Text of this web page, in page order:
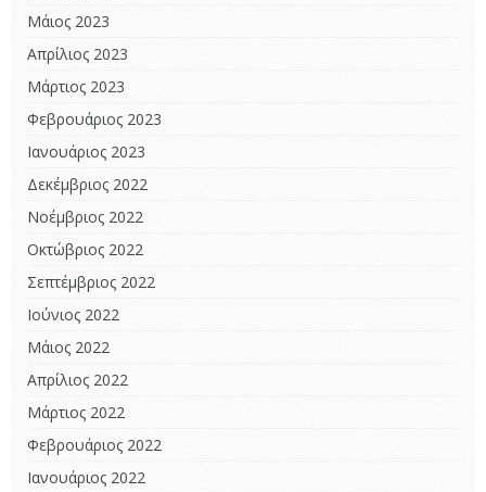
Μάιος 2023
Απρίλιος 2023
Μάρτιος 2023
Φεβρουάριος 2023
Ιανουάριος 2023
Δεκέμβριος 2022
Νοέμβριος 2022
Οκτώβριος 2022
Σεπτέμβριος 2022
Ιούνιος 2022
Μάιος 2022
Απρίλιος 2022
Μάρτιος 2022
Φεβρουάριος 2022
Ιανουάριος 2022